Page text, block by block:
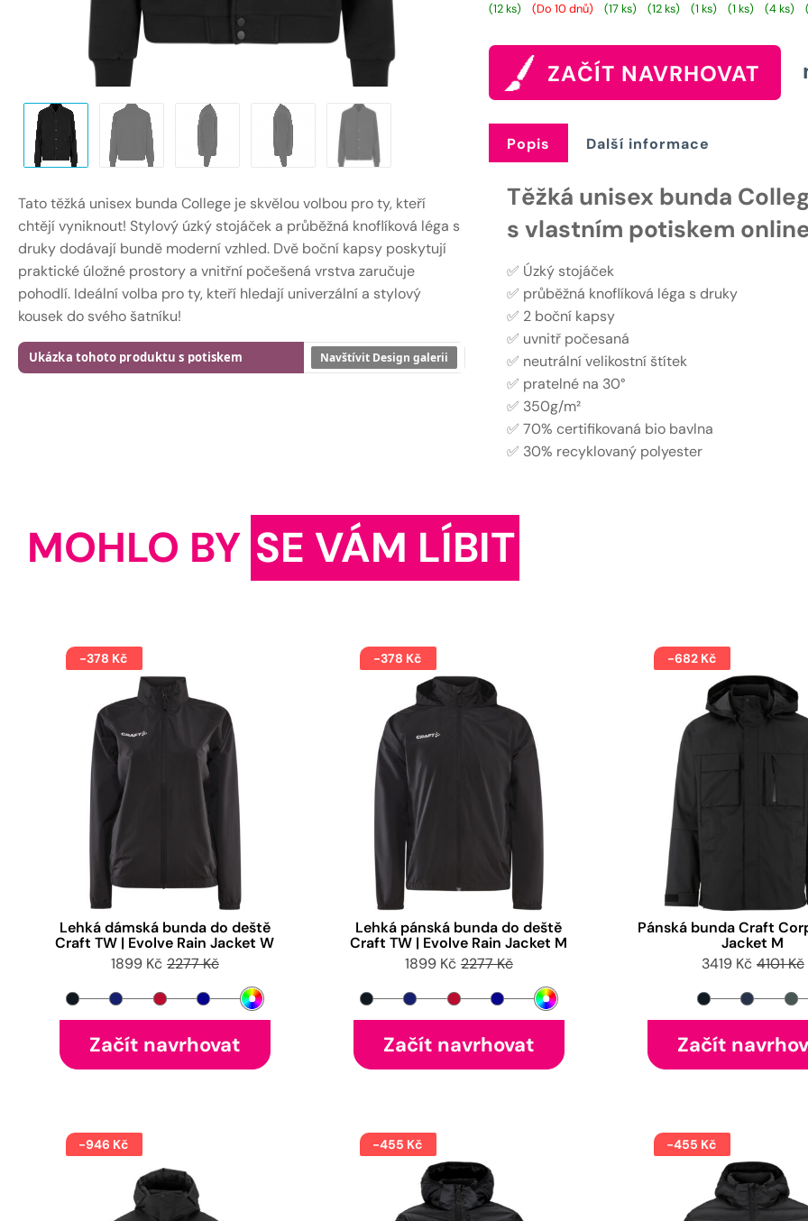
Tato těžká unisex bunda College je skvělou volbou pro ty, kteří
chtějí vyniknout! Stylový úzký stojáček a průběžná knoflíková léga s
druky dodávají bundě moderní vzhled. Dvě boční kapsy poskytují
praktické úložné prostory a vnitřní počešená vrstva zaručuje
pohodlí. Ideální volba pro ty, kteří hledají univerzální a stylový
kousek do svého šatníku!
Ukázka tohoto produktu s potiskem Navštívit Design galerii
(12 ks) (Do 10 dnů) (17 ks) (12 ks) (1 ks) (1 ks) (4 ks)
ZAČÍT NAVRHOVAT
Popis Další informace
Těžká unisex bunda
s vlastním potiskem
✅ Úzký stojáček
✅ průběžná knoflíková léga s druky
✅ 2 boční kapsy
✅ uvnitř počesaná
✅ neutrální velikostní štítek
✅ pratelné na 30°
✅ 350g/m²
✅ 70% certifikovaná bio bavlna
✅ 30% recyklovaný polyester
MOHLO BY SE VÁM LÍBIT
-378 Kč
Lehká dámská bunda do deště
Craft TW | Evolve Rain Jacket W
1899 Kč 2277 Kč
Začít navrhovat
-378 Kč
Lehká pánská bunda do deště
Craft TW | Evolve Rain Jacket M
1899 Kč 2277 Kč
Začít navrhovat
-682 Kč
Pánská bunda Craft
Jacket M
3419 Kč 4101 Kč
Začít
-946 Kč -455 Kč -455 Kč